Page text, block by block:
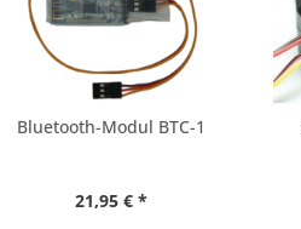
Bluetooth-Modul BTC-1
21,95 € *